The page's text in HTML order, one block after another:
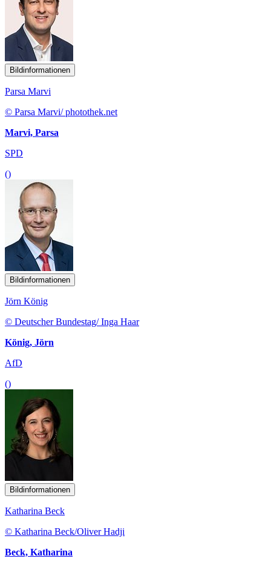
Bildinformationen
Parsa Marvi
© Parsa Marvi/ photothek.net
Marvi, Parsa
SPD
()
Bildinformationen
Jörn König
© Deutscher Bundestag/ Inga Haar
König, Jörn
AfD
()
Bildinformationen
Katharina Beck
© Katharina Beck/Oliver Hadji
Beck, Katharina